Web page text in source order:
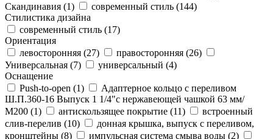
Скандинавия (1) современный стиль (144)
Стилистика дизайна
современный стиль (17)
Ориентация
левосторонняя (27) правосторонняя (26)
Универсальная (7) универсальный (4)
Оснащение
Push-to-open (1)
Адаптерное кольцо с переливом
Ш.П.360-16 Выпуск 1 1/4"с нержавеющей чашкой 63 мм/
М200 (1) антискользящее покрытие (11)
встроенный
слив-перелив (10)
донная крышка, выпуск с переливом,
кронштейны (8) импульсная система смыва воды (2)